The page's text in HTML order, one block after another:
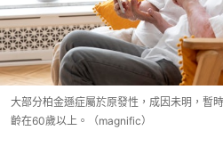
大部分柏金遜症屬於原發性，成因未明，暫
齡在60歲以上。（magnific）